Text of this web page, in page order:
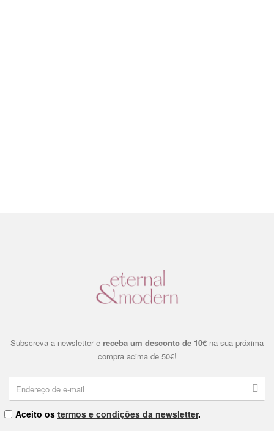
Subscreva a newsletter e receba um desconto de 10€ na sua próxima
compra acima de 50€!
Aceito os termos e condições da newsletter.